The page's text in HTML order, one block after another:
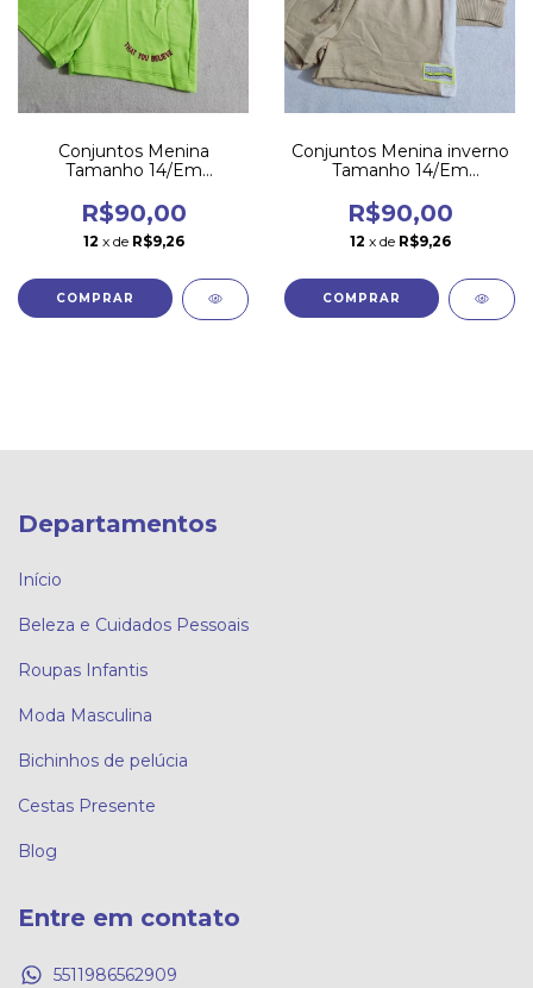
Conjuntos Menina
Tamanho 14/Em
R$90,00
12 x de R$9,26
COMPRAR
Conjuntos Menina inverno
Tamanho 14/Em
R$90,00
12 x de R$9,26
COMPRAR
Departamentos
Início
Beleza e Cuidados Pessoais
Roupas Infantis
Moda Masculina
Bichinhos de pelúcia
Cestas Presente
Blog
Entre em contato
5511986562909